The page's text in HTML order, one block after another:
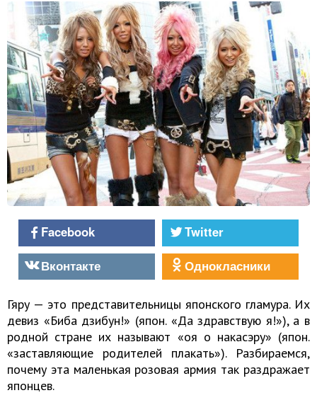
Facebook
Twitter
Вконтакте
Однокласники
Гяру — это представительницы японского гламура. Их
девиз «Биба дзибун!» (япон. «Да здравствую я!»), а в
родной стране их называют «оя о накасэру» (япон.
«заставляющие родителей плакать»). Разбираемся,
почему эта маленькая розовая армия так раздражает
японцев.